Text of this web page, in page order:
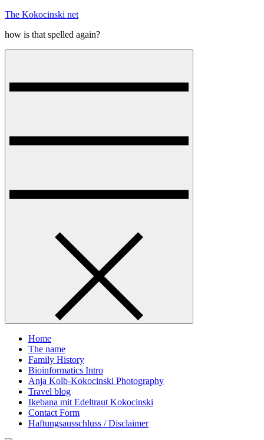
Skip
content
The Kokocinski net
how is that spelled again?
Home
The name
Family History
Bioinformatics Intro
Anja Kolb-Kokocinski Photography
Travel blog
Ikebana mit Edeltraut Kokocinski
Contact Form
Haftungsausschluss / Disclaimer